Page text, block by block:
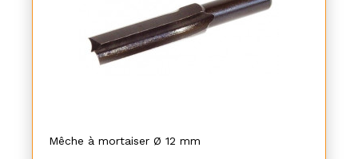
Mêche à mortaiser Ø 12 mm